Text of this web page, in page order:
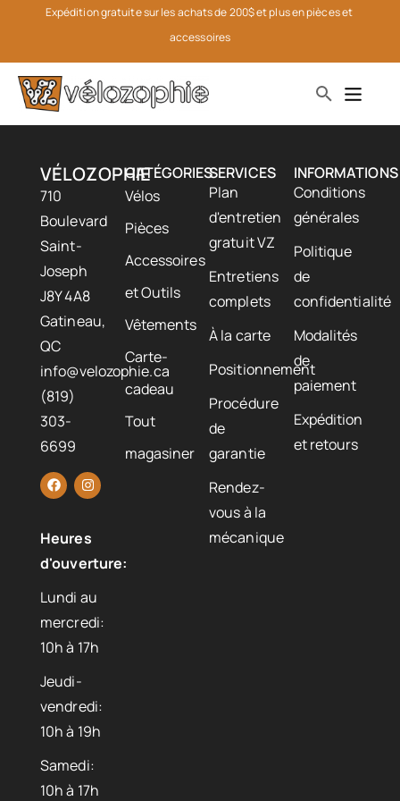
Expédition gratuite sur les achats de 200$ et plus en pièces et
accessoires
VÉLOZOPHIE
710
Boulevard
Saint-
Joseph
J8Y 4A8
Gatineau,
QC
info@velozophie.ca
(819)
303-
6699
Heures
d'ouverture:
Lundi au
mercredi:
10h à 17h
Jeudi-
vendredi:
10h à 19h
Samedi:
10h à 17h
CATÉGORIES
Vélos
Pièces
Accessoires
et Outils
Vêtements
Carte-
cadeau
Tout
magasiner
SERVICES
Plan
d'entretien
gratuit VZ
Entretiens
complets
À la carte
Positionnement
Procédure
de
garantie
Rendez-
vous à la
mécanique
INFORMATIONS
Conditions
générales
Politique
de
confidentialité
Modalités
de
paiement
Expédition
et retours